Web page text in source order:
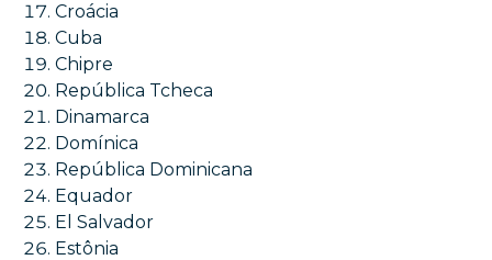
Croácia
Cuba
Chipre
República Tcheca
Dinamarca
Domínica
República Dominicana
Equador
El Salvador
Estônia